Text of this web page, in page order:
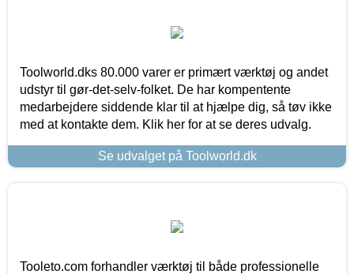
Toolworld.dks 80.000 varer er primært værktøj og andet
udstyr til gør-det-selv-folket. De har kompentente
medarbejdere siddende klar til at hjælpe dig, så tøv ikke
med at kontakte dem. Klik her for at se deres udvalg.
Se udvalget på Toolworld.dk
Tooleto.com forhandler værktøj til både professionelle